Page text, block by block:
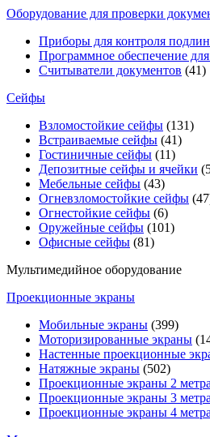
Оборудование для проверки
Приборы для контроля
Программное обеспечение
Считыватели документов (41)
Сейфы
Взломостойкие сейфы (131)
Встраиваемые сейфы (41)
Гостиничные сейфы (11)
Депозитные сейфы и ячейки
Мебельные сейфы (43)
Огневзломостойкие сейфы
Огнестойкие сейфы (6)
Оружейные сейфы (101)
Офисные сейфы (81)
Мультимедийное оборудование
Проекционные экраны
Мобильные экраны (399)
Моторизированные экраны
Настенные проекционные
Натяжные экраны (502)
Проекционные экраны 2 метра
Проекционные экраны 3 метра
Проекционные экраны 4 метра